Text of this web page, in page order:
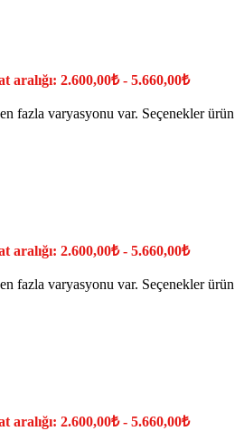
aralığı: 2.600,00₺ - 5.660,00₺
fazla varyasyonu var. Seçenekler ürün
aralığı: 2.600,00₺ - 5.660,00₺
fazla varyasyonu var. Seçenekler ürün
aralığı: 2.600,00₺ - 5.660,00₺